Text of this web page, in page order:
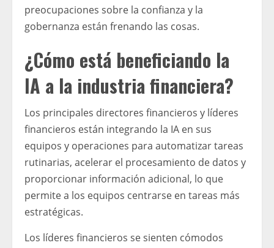
preocupaciones sobre la confianza y la
gobernanza están frenando las cosas.
¿Cómo está beneficiando la
IA a la industria financiera?
Los principales directores financieros y líderes
financieros están integrando la IA en sus
equipos y operaciones para automatizar tareas
rutinarias, acelerar el procesamiento de datos y
proporcionar información adicional, lo que
permite a los equipos centrarse en tareas más
estratégicas.
Los líderes financieros se sienten cómodos